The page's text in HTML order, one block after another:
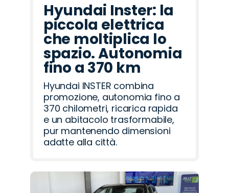
Hyundai Inster: la
piccola elettrica
che moltiplica lo
spazio. Autonomia
fino a 370 km
Hyundai INSTER combina
promozione, autonomia fino a
370 chilometri, ricarica rapida
e un abitacolo trasformabile,
pur mantenendo dimensioni
adatte alla città.